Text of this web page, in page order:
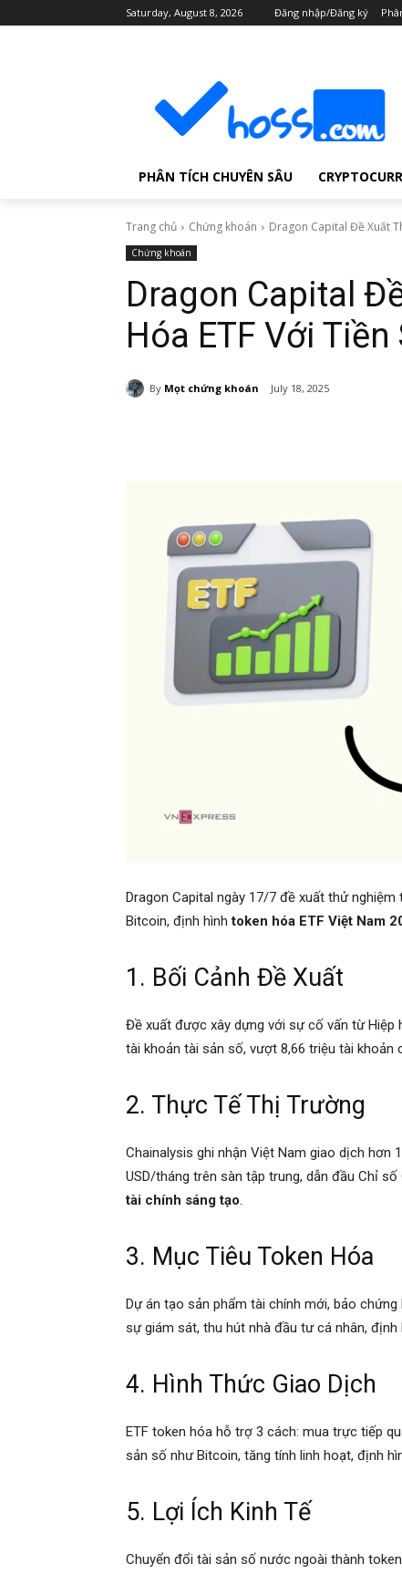
Saturday, August 8, 2026 Đăng nhập/Đăng ký
PHÂN TÍCH CHUYÊN SÂU
Trang chủ Chứng khoán Dragon Capital Đề Xuất
Chứng khoán
Dragon Capital
Hóa ETF Với
By Mọt chứng khoán July 18, 2025
Dragon Capital ngày 17/7 đề xuất thử
Bitcoin, định hìnhtoken hóa ETF Việt Nam
1. Bối Cảnh Đề Xuất
Đề xuất được xây dựng với sự cố vấn từ Hiệp
tài khoản tài sản số, vượt 8,66 triệu tài khoản
2. Thực Tế Thị Trường
Chainalysis ghi nhận Việt Nam giao dịch hơn
USD/tháng trên sàn tập trung, dẫn đầu Chỉ
tài chính sáng tạo.
3. Mục Tiêu Token Hóa
Dự án tạo sản phẩm tài chính mới, bảo
sự giám sát, thu hút nhà đầu tư cá nhân, định
4. Hình Thức Giao Dịch
ETF token hóa hỗ trợ 3 cách: mua trực tiếp
sản số như Bitcoin, tăng tính linh hoạt, định
5. Lợi Ích Kinh Tế
Chuyển đổi tài sản số nước ngoài thành